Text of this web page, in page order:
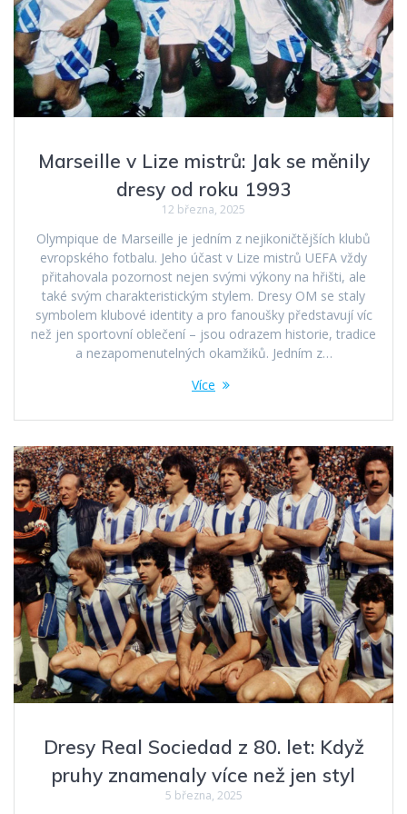
Marseille v Lize mistrů: Jak se měnily
dresy od roku 1993
12 března, 2025
Olympique de Marseille je jedním z nejikoničtějších klubů
evropského fotbalu. Jeho účast v Lize mistrů UEFA vždy
přitahovala pozornost nejen svými výkony na hřišti, ale
také svým charakteristickým stylem. Dresy OM se staly
symbolem klubové identity a pro fanoušky představují víc
než jen sportovní oblečení – jsou odrazem historie, tradice
a nezapomenutelných okamžiků. Jedním z…
Více
Dresy Real Sociedad z 80. let: Když
pruhy znamenaly více než jen styl
5 března, 2025